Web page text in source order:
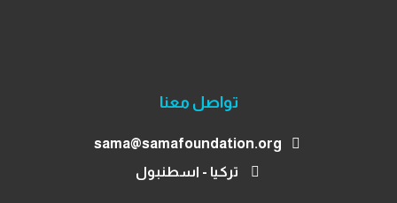
تواصل معنا
sama@samafoundation.org
تركيا - اسطنبول